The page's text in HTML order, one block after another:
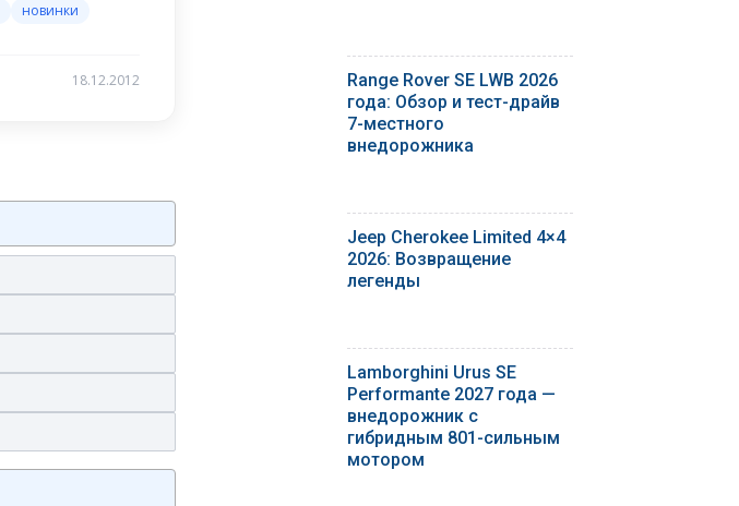
новинки
18.12.2012
Range Rover SE LWB 2026
года: Обзор и тест-драйв
7-местного
внедорожника
Jeep Cherokee Limited 4×4
2026: Возвращение
легенды
Lamborghini Urus SE
Performante 2027 года —
внедорожник с
гибридным 801-сильным
мотором